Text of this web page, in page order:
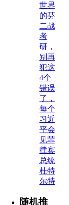
世界
的芬
二战
考
研，
别再
犯这
4个
错误
了，
每个
习近
平会
见菲
律宾
总统
杜特
尔特
随机推